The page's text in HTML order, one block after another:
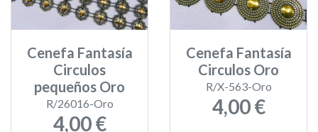
Cenefa Fantasía
Circulos
pequeños Oro
R/26016-Oro
4,00 €
Cenefa Fantasía
Circulos Oro
R/X-563-Oro
4,00 €